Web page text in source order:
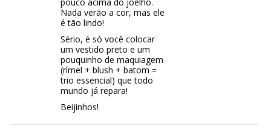
Nada verão a cor, mas ele
é tão lindo!
Sério, é só você colocar
um vestido preto e um
pouquinho de maquiagem
(rímel + blush + batom =
trio essencial) que todo
mundo já repara!
Beijinhos!